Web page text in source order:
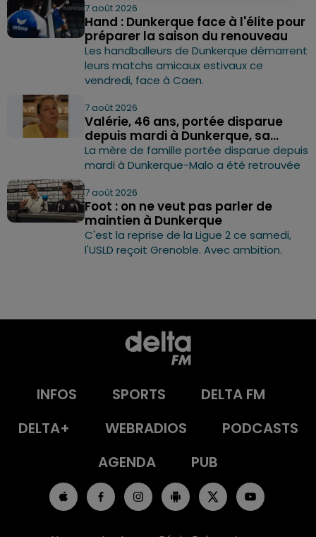
7 août 2026
Hand : Dunkerque face à l'élite pour
préparer la saison du renouveau
Les handballeurs de Dunkerque démarrent
leurs matchs amicaux estivaux ce
vendredi, face à Caen.
7 août 2026
Valérie, 46 ans, portée disparue
depuis mardi à Dunkerque, sa...
La mère de famille portée disparue depuis
mardi à Dunkerque-Malo a été retrouvée
7 août 2026
Foot : on ne veut pas parler de
maintien à Dunkerque
C'est la reprise de la Ligue 2 ce samedi,
l'USLD reçoit Grenoble. Avec ambition.
INFOS SPORTS
DELTA FM
DELTA+
WEBRADIOS
PODCASTS
AGENDA
PUB